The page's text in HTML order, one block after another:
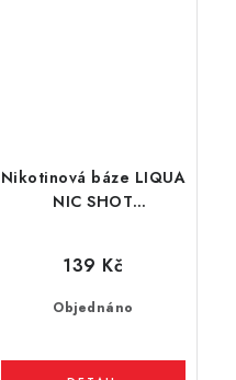
Nikotinová báze LIQUA
NIC SHOT
Objednáno
139 Kč